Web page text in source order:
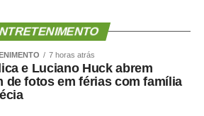
7 horas atrás
e Luciano Huck abrem
de fotos em férias com família